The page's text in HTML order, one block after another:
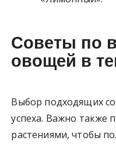
Советы по
овощей в
Выбор подходящих
успеха. Важно также
растениями, чтобы